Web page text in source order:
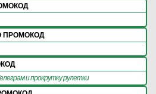
ПРОМОКОД
и прокрутку рулетки